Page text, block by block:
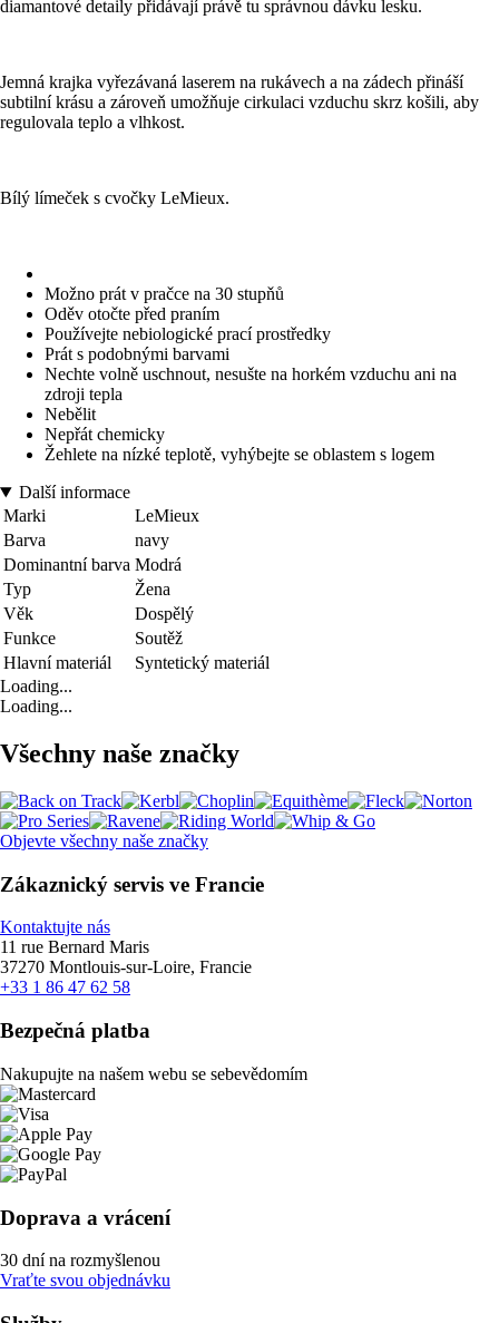
diamantové detaily přidávají právě tu správnou dávku lesku.
Jemná krajka vyřezávaná laserem na rukávech a na zádech přináší
subtilní krásu a zároveň umožňuje cirkulaci vzduchu skrz košili, aby
regulovala teplo a vlhkost.
Bílý límeček s cvočky LeMieux.
Možno prát v pračce na 30 stupňů
Oděv otočte před praním
Používejte nebiologické prací prostředky
Prát s podobnými barvami
Nechte volně uschnout, nesušte na horkém vzduchu ani na
zdroji tepla
Nebělit
Nepřát chemicky
Žehlete na nízké teplotě, vyhýbejte se oblastem s logem
Další informace
Marki
LeMieux
Barva
navy
Dominantní barva Modrá
Typ
Žena
Věk
Dospělý
Funkce
Soutěž
Hlavní materiál
Syntetický materiál
Loading...
Loading...
Všechny naše značky
Objevte všechny naše značky
Zákaznický servis ve Francie
Kontaktujte nás
11 rue Bernard Maris
37270 Montlouis-sur-Loire, Francie
+33 1 86 47 62 58
Bezpečná platba
Nakupujte na našem webu se sebevědomím
Doprava a vrácení
30 dní na rozmyšlenou
Vraťte svou objednávku